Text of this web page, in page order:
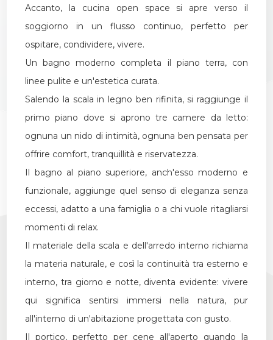
Accanto, la cucina open space si apre verso il
soggiorno in un flusso continuo, perfetto per
ospitare, condividere, vivere.
Un bagno moderno completa il piano terra, con
linee pulite e un'estetica curata.
Salendo la scala in legno ben rifinita, si raggiunge il
primo piano dove si aprono tre camere da letto:
ognuna un nido di intimità, ognuna ben pensata per
offrire comfort, tranquillità e riservatezza.
Il bagno al piano superiore, anch'esso moderno e
funzionale, aggiunge quel senso di eleganza senza
eccessi, adatto a una famiglia o a chi vuole ritagliarsi
momenti di relax.
Il materiale della scala e dell'arredo interno richiama
la materia naturale, e così la continuità tra esterno e
interno, tra giorno e notte, diventa evidente: vivere
qui significa sentirsi immersi nella natura, pur
all'interno di un'abitazione progettata con gusto.
Il portico, perfetto per cene all'aperto quando la